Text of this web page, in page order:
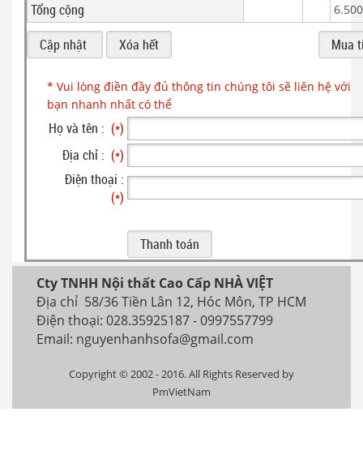
Tổng cộng
* Vui lòng điền đầy đủ thông tin chúng tôi sẽ liên hệ với
bạn nhanh nhất có thể
Họ và tên : (*)
Địa chỉ : (*)
Điện thoại :
(*)
Cty TNHH Nội thất Cao Cấp NHÀ VIỆT
Địa chỉ 58/36 Tiền Lân 12, Hóc Môn, TP HCM
Điện thoại: 028.35925187 - 0997557799
Email: nguyenhanhsofa@gmail.com
Copyright © 2002 - 2016. All Rights Reserved by
PmVietNam